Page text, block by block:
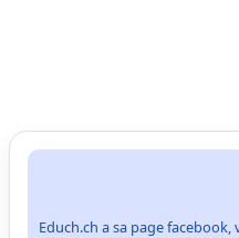
Educh.ch a sa page